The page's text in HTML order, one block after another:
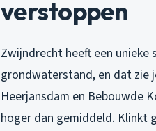
verstoppen
Zwijndrecht heeft een
grondwaterstand, en dat zie
Heerjansdam en Bebouwde
hoger dan gemiddeld. Klinkt